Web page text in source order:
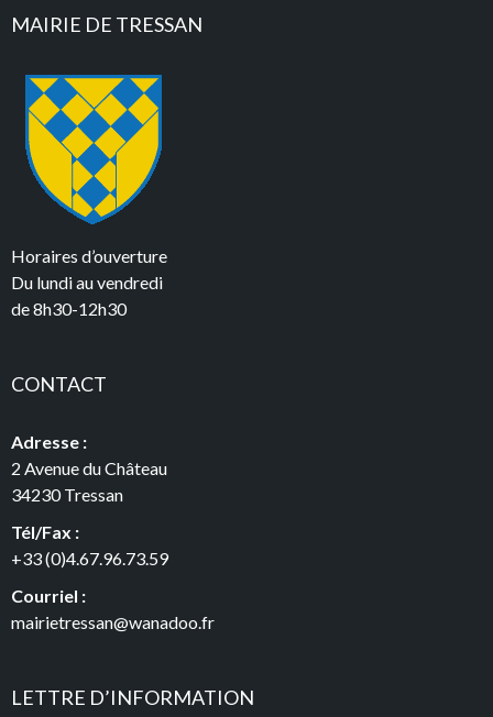
MAIRIE DE TRESSAN
Horaires d’ouverture
Du lundi au vendredi
de 8h30-12h30
CONTACT
Adresse :
2 Avenue du Château
34230 Tressan
Tél/Fax :
+33 (0)4.67.96.73.59
Courriel :
mairietressan@wanadoo.fr
LETTRE D’INFORMATION